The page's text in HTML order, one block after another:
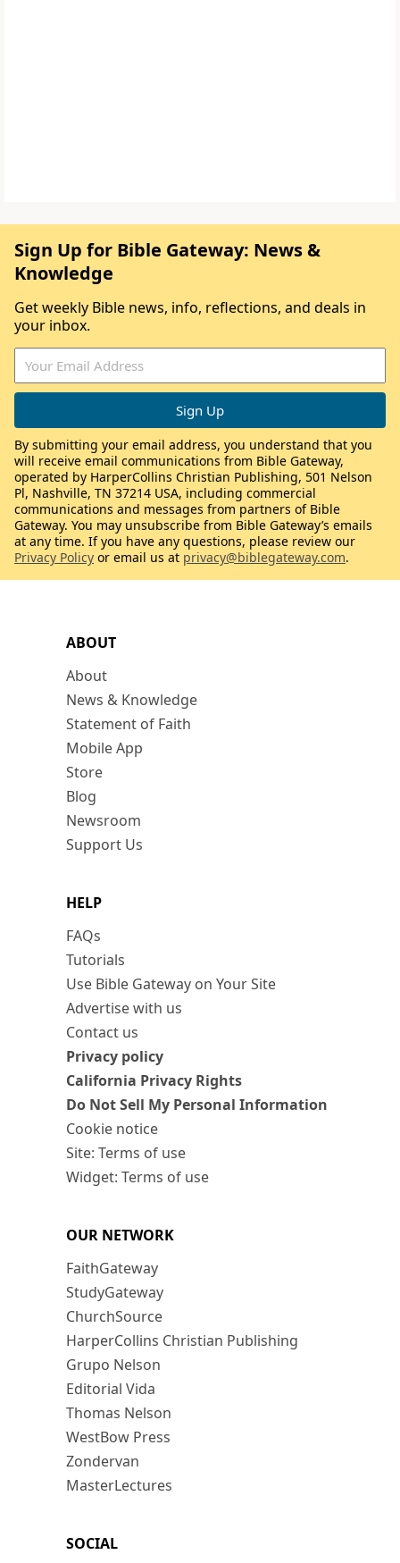
ABOUT
About
News & Knowledge
Statement of Faith
Mobile App
Store
Blog
Newsroom
Support Us
HELP
FAQs
Tutorials
Use Bible Gateway on Your Site
Advertise with us
Contact us
Privacy policy
California Privacy Rights
Do Not Sell My Personal Information
Cookie notice
Site: Terms of use
Widget: Terms of use
OUR NETWORK
FaithGateway
StudyGateway
ChurchSource
HarperCollins Christian Publishing
Grupo Nelson
Editorial Vida
Thomas Nelson
WestBow Press
Zondervan
MasterLectures
SOCIAL
Sign Up for Bible Gateway: News &
Knowledge
Get weekly Bible news, info, reflections, and deals in
your inbox.
By submitting your email address, you understand that you
will receive email communications from Bible Gateway,
operated by HarperCollins Christian Publishing, 501 Nelson
Pl, Nashville, TN 37214 USA, including commercial
communications and messages from partners of Bible
Gateway. You may unsubscribe from Bible Gateway’s emails
at any time. If you have any questions, please review our
Privacy Policy or email us at privacy@biblegateway.com.